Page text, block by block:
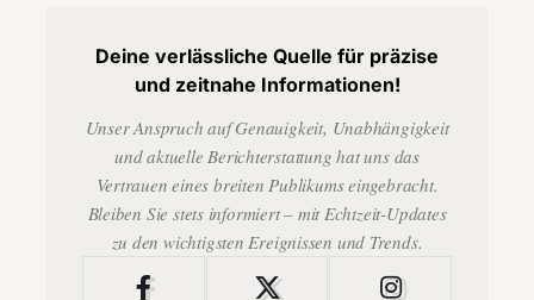
Deine verlässliche Quelle für präzise
und zeitnahe Informationen!
Unser Anspruch auf Genauigkeit, Unabhängigkeit
und aktuelle Berichterstattung hat uns das
Vertrauen eines breiten Publikums eingebracht.
Bleiben Sie stets informiert – mit Echtzeit-Updates
zu den wichtigsten Ereignissen und Trends.